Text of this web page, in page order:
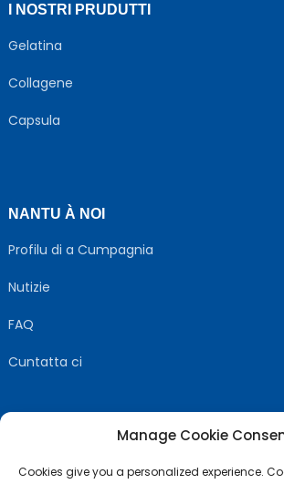
I NOSTRI PRUDUTTI
Gelatina
Collagene
Capsula
NANTU À NOI
Profilu di a Cumpagnia
Nutizie
FAQ
Cuntatta ci
Manage Cookie
Cookies give you a personalized experience.